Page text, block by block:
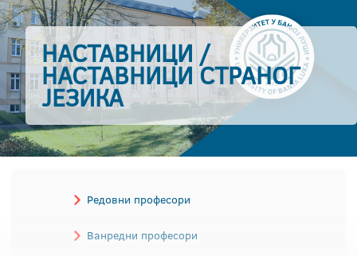
НАСТАВНИЦИ /
НАСТАВНИЦИ СТРАНОГ
ЈЕЗИКА
Редовни професори
Ванредни професори